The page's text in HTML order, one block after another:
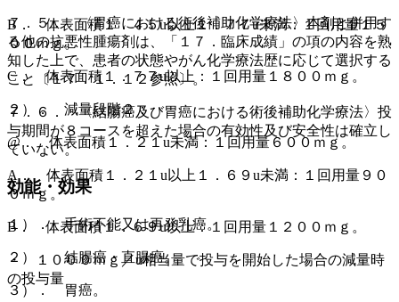
７．５． 〈胃癌における術後補助化学療法〉本剤と併用す
る他の抗悪性腫瘍剤は、「１７．臨床成績」の項の内容を熟
知した上で、患者の状態やがん化学療法歴に応じて選択する
こと〔１７．１．１２参照〕。
７．６． 〈結腸癌及び胃癌における術後補助化学療法〉投
与期間が８コースを超えた場合の有効性及び安全性は確立し
ていない。
効能・効果
１）． 手術不能又は再発乳癌。
２）． 結腸癌・直腸癌。
３）． 胃癌。
B． 体表面積１．４５u以上１．７７u未満：１回用量１５
００ｍｇ。
C． 体表面積１．７７u以上：１回用量１８００ｍｇ。
２）． 減量段階２：
@． 体表面積１．２１u未満：１回用量６００ｍｇ。
A． 体表面積１．２１u以上１．６９u未満：１回用量９０
０ｍｇ。
B． 体表面積１．６９u以上：１回用量１２００ｍｇ。
・ １０００ｍｇ／u相当量で投与を開始した場合の減量時
の投与量